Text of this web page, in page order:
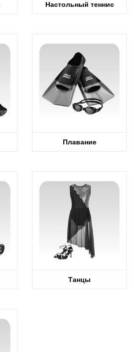
Настольный теннис
Плавание
Танцы